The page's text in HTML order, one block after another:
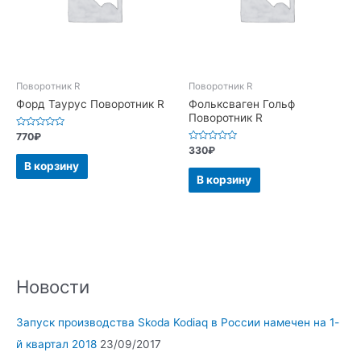
Новости
Запуск производства Skoda Kodiaq в России намечен на 1-
й квартал 2018 23/09/2017
Поворотник R
Форд Таурус Поворотник R
Оценка
0
из
770₽
В корзину
Поворотник R
Фольксваген Гольф
Поворотник R
Оценка
0
из
330₽
В корзину